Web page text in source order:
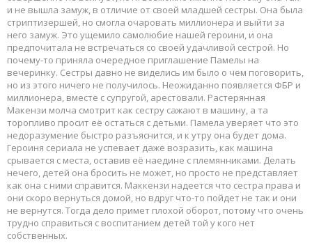
и не вышла замуж, в отличие от своей младшей сестры. Она была
стриптизершей, но смогла очаровать миллионера и выйти за
него замуж. Это ущемило самолюбие нашей героини, и она
предпочитала не встречаться со своей удачливой сестрой. Но
почему-то приняла очередное приглашение Памелы на
вечеринку. Сестры давно не виделись им было о чем поговорить,
но из этого ничего не получилось. Неожиданно появляется ФБР и
миллионера, вместе с супругой, арестовали. Растерянная
Макензи молча смотрит как сестру сажают в машину, а та
торопливо просит её остаться с детьми. Памела уверяет что это
недоразумение быстро разъяснится, и к утру она будет дома.
Героиня сериала не успевает даже возразить, как машина
срывается с места, оставив её наедине с племянниками. Делать
нечего, детей она бросить не может, но просто не представляет
как она с ними справится. Маккензи надеется что сестра права и
они скоро вернуться домой, но вдруг что-то пойдет не так и они
не вернутся. Тогда дело примет плохой оборот, потому что очень
трудно справиться с воспитанием детей той у кого нет
собственных.